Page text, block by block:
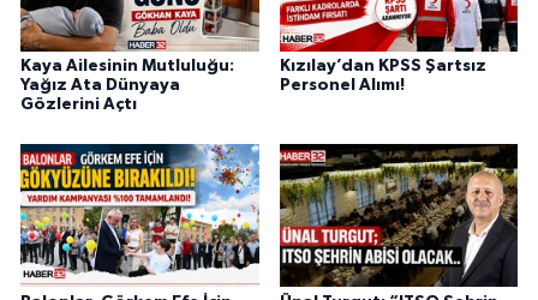
Kaya Ailesinin Mutluluğu:
Yağız Ata Dünyaya
Gözlerini Açtı
Kızılay’dan KPSS Şartsız
Personel Alımı!